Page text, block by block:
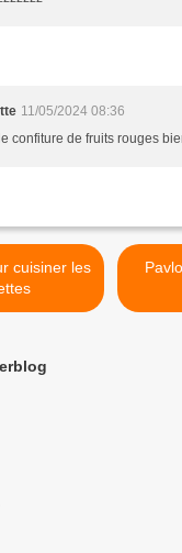
11/05/2024 08:36
confiture de fruits rouges